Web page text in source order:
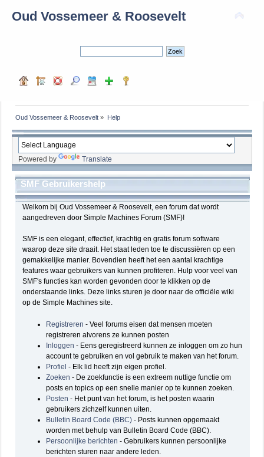
Oud Vossemeer & Roosevelt
Oud Vossemeer & Roosevelt » Help
Powered by Translate
SMF Gebruikershelp
Welkom bij Oud Vossemeer & Roosevelt, een forum dat wordt
aangedreven door Simple Machines Forum (SMF)!
SMF is een elegant, effectief, krachtig en gratis forum software
waarop deze site draait. Het staat leden toe te discussiëren op een
gemakkelijke manier. Bovendien heeft het een aantal krachtige
features waar gebruikers van kunnen profiteren. Hulp voor veel van
SMF's functies kan worden gevonden door te klikken op de
onderstaande links. Deze links sturen je door naar de officiële wiki
op de Simple Machines site.
Registreren - Veel forums eisen dat mensen moeten
registreren alvorens ze kunnen posten
Inloggen - Eens geregistreerd kunnen ze inloggen om zo hun
account te gebruiken en vol gebruik te maken van het forum.
Profiel - Elk lid heeft zijn eigen profiel.
Zoeken - De zoekfunctie is een extreem nuttige functie om
posts en topics op een snelle manier op te kunnen zoeken.
Posten - Het punt van het forum, is het posten waarin
gebruikers zichzelf kunnen uiten.
Bulletin Board Code (BBC) - Posts kunnen opgemaakt
worden met behulp van Bulletin Board Code (BBC).
Persoonlijke berichten - Gebruikers kunnen persoonlijke
berichten sturen naar andere leden.